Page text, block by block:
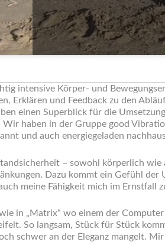
intensive Körper- und
Erklären und Feedback zu den
einen Superblick für die
haben in der Gruppe good
und auch energiegeladen
– sowohl körperlich wie
Dazu kommt ein Gefühl
meine Fähigkeit mich im Ernstfall
in „Matrix“ wo einem der
So langsam, Stück für Stück
schwer an der Eleganz mangelt.